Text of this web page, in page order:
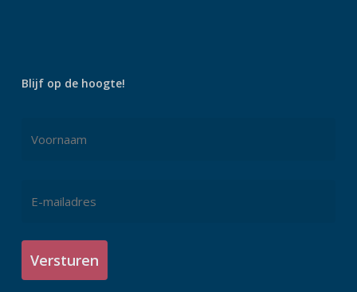
Blijf op de hoogte!
mailadres